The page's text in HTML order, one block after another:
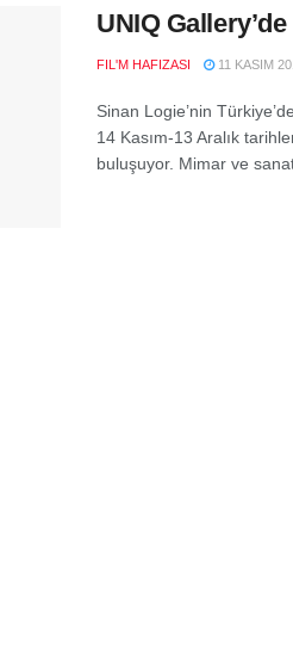
UNIQ Gallery’de
FIL'M HAFIZASI 11 KASIM
Sinan Logie’nin
14 Kasım-13 Aralık
buluşuyor. Mimar ve